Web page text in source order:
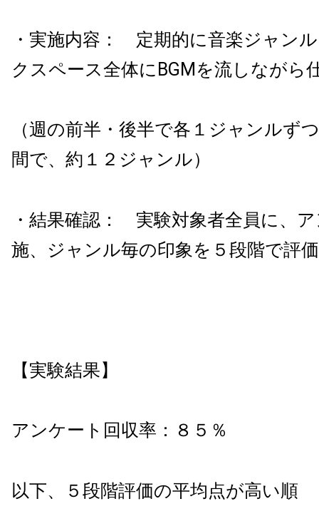
・実施内容： 定期的に音楽ジャン
クスペース全体にBGMを流しながら
（週の前半・後半で各１ジャンルず
間で、約１２ジャンル）
・結果確認： 実験対象者全員に、
施、ジャンル毎の印象を５段階で評
【実験結果】
アンケート回収率：８５％
以下、５段階評価の平均点が高い順